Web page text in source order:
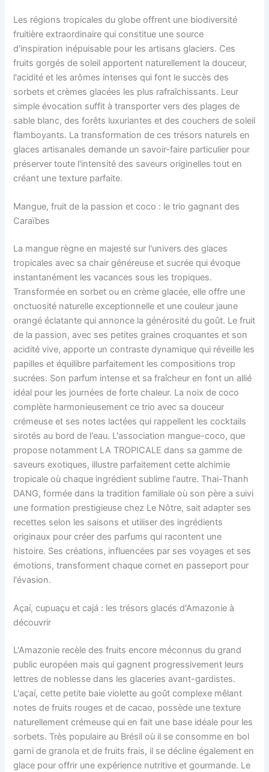
Les régions tropicales du globe offrent une biodiversité
fruitière extraordinaire qui constitue une source
d'inspiration inépuisable pour les artisans glaciers. Ces
fruits gorgés de soleil apportent naturellement la douceur,
l'acidité et les arômes intenses qui font le succès des
sorbets et crèmes glacées les plus rafraîchissants. Leur
simple évocation suffit à transporter vers des plages de
sable blanc, des forêts luxuriantes et des couchers de soleil
flamboyants. La transformation de ces trésors naturels en
glaces artisanales demande un savoir-faire particulier pour
préserver toute l'intensité des saveurs originelles tout en
créant une texture parfaite.
Mangue, fruit de la passion et coco : le trio gagnant des
Caraïbes
La mangue règne en majesté sur l'univers des glaces
tropicales avec sa chair généreuse et sucrée qui évoque
instantanément les vacances sous les tropiques.
Transformée en sorbet ou en crème glacée, elle offre une
onctuosité naturelle exceptionnelle et une couleur jaune
orangé éclatante qui annonce la générosité du goût. Le fruit
de la passion, avec ses petites graines croquantes et son
acidité vive, apporte un contraste dynamique qui réveille les
papilles et équilibre parfaitement les compositions trop
sucrées. Son parfum intense et sa fraîcheur en font un allié
idéal pour les journées de forte chaleur. La noix de coco
complète harmonieusement ce trio avec sa douceur
crémeuse et ses notes lactées qui rappellent les cocktails
sirotés au bord de l'eau. L'association mangue-coco, que
propose notamment LA TROPICALE dans sa gamme de
saveurs exotiques, illustre parfaitement cette alchimie
tropicale où chaque ingrédient sublime l'autre. Thai-Thanh
DANG, formée dans la tradition familiale où son père a suivi
une formation prestigieuse chez Le Nôtre, sait adapter ses
recettes selon les saisons et utiliser des ingrédients
originaux pour créer des parfums qui racontent une
histoire. Ses créations, influencées par ses voyages et ses
émotions, transforment chaque cornet en passeport pour
l'évasion.
Açaí, cupuaçu et cajá : les trésors glacés d'Amazonie à
découvrir
L'Amazonie recèle des fruits encore méconnus du grand
public européen mais qui gagnent progressivement leurs
lettres de noblesse dans les glaceries avant-gardistes.
L'açaí, cette petite baie violette au goût complexe mêlant
notes de fruits rouges et de cacao, possède une texture
naturellement crémeuse qui en fait une base idéale pour les
sorbets. Très populaire au Brésil où il se consomme en bol
garni de granola et de fruits frais, il se décline également en
glace pour offrir une expérience nutritive et gourmande. Le